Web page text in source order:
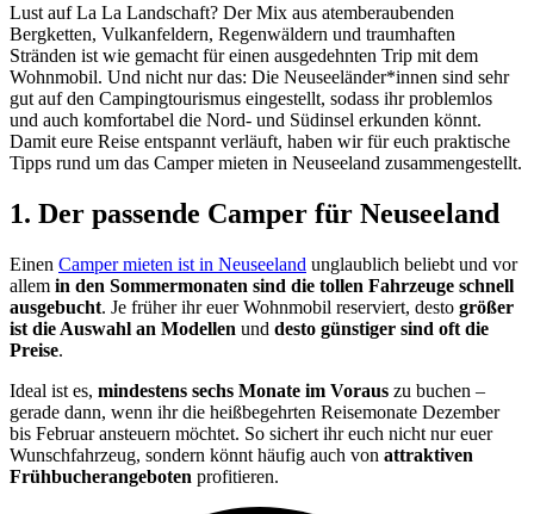
Lust auf La La Landschaft? Der Mix aus atemberaubenden
Bergketten, Vulkanfeldern, Regenwäldern und traumhaften
Stränden ist wie gemacht für einen ausgedehnten Trip mit dem
Wohnmobil. Und nicht nur das: Die Neuseeländer*innen sind sehr
gut auf den Campingtourismus eingestellt, sodass ihr problemlos
und auch komfortabel die Nord- und Südinsel erkunden könnt.
Damit eure Reise entspannt verläuft, haben wir für euch praktische
Tipps rund um das Camper mieten in Neuseeland zusammengestellt.
1. Der passende Camper für Neuseeland
Einen Camper mieten ist in Neuseeland unglaublich beliebt und vor
allem in den Sommermonaten sind die tollen Fahrzeuge schnell
ausgebucht. Je früher ihr euer Wohnmobil reserviert, desto größer
ist die Auswahl an Modellen und desto günstiger sind oft die
Preise.
Ideal ist es, mindestens sechs Monate im Voraus zu buchen –
gerade dann, wenn ihr die heißbegehrten Reisemonate Dezember
bis Februar ansteuern möchtet. So sichert ihr euch nicht nur euer
Wunschfahrzeug, sondern könnt häufig auch von attraktiven
Frühbucherangeboten profitieren.